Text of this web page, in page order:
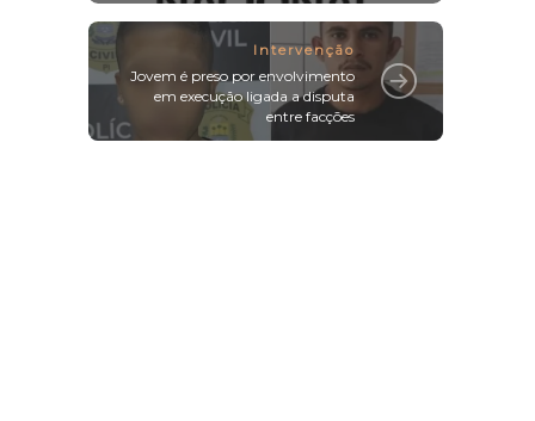
Intervenção
Jovem é preso por envolvimento
em execução ligada a disputa
entre facções